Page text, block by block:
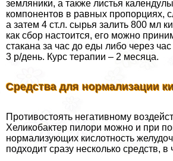
земляники, а также листья
компонентов в равных пропорциях,
а затем 4 ст.л. сырья залить 800 мл
как сбор настоится, его можно
стакана за час до еды либо через
3 р/день. Курс терапии – 2 месяца.
Средства для нормализации
Противостоять негативному
Хеликобактер пилори можно и при
нормализующих кислотность
подходит сразу несколько средств, в